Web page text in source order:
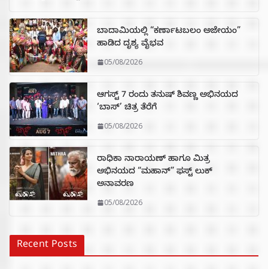
ಬಾದಾಮಿಯಲ್ಲಿ “ಕರ್ಣಾಟಬಲಂ ಅಜೇಯಂ”
ಹಾಡಿದ ದೃಶ್ಯ ವೈಭವ
05/08/2026
ಆಗಸ್ಟ್ 7 ರಂದು ತನುಷ್ ಶಿವಣ್ಣ ಅಭಿನಯದ
‘ಬಾಸ್’ ಚಿತ್ರ ತೆರೆಗೆ
05/08/2026
ರಾಧಿಕಾ ನಾರಾಯಣ್ ಹಾಗೂ ಮಿತ್ರ
ಅಭಿನಯದ “ಮಹಾನ್” ಫಸ್ಟ್ ಲುಕ್
ಅನಾವರಣ
05/08/2026
Recent Posts